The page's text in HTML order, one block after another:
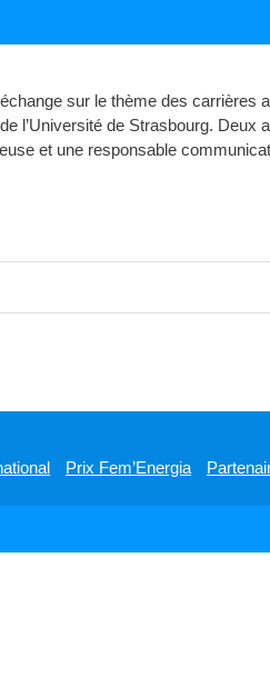
sur le thème des carrières
l’Université de Strasbourg. Deux
et une responsable
Prix Fem’Energia